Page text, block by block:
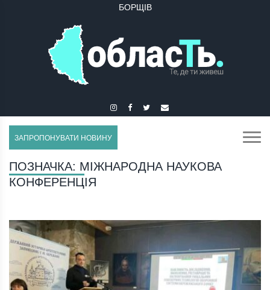
БОРЩІВ
ЗАПРОПОНУВАТИ НОВИНУ
ПОЗНАЧКА: МІЖНАРОДНА НАУКОВА
КОНФЕРЕНЦІЯ